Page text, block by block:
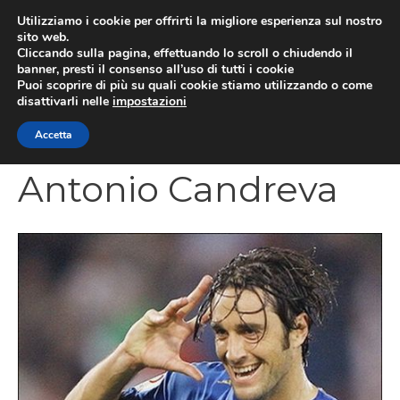
contenuto
Antonio Candreva
Utilizziamo i cookie per offrirti la migliore esperienza sul nostro
sito web.
Cliccando sulla pagina, effettuando lo scroll o chiudendo il
banner, presti il consenso all’uso di tutti i cookie
Puoi scoprire di più su quali cookie stiamo utilizzando o come
disattivarli nelle impostazioni
Accetta